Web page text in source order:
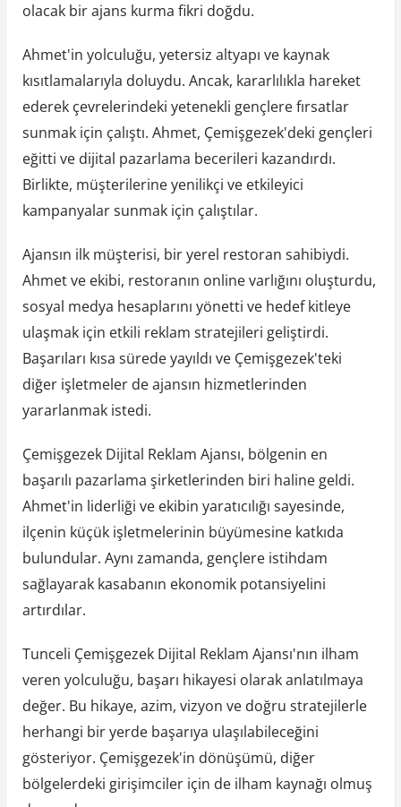
olacak bir ajans kurma fikri doğdu.
Ahmet'in yolculuğu, yetersiz altyapı ve kaynak
kısıtlamalarıyla doluydu. Ancak, kararlılıkla hareket
ederek çevrelerindeki yetenekli gençlere fırsatlar
sunmak için çalıştı. Ahmet, Çemişgezek'deki gençleri
eğitti ve dijital pazarlama becerileri kazandırdı.
Birlikte, müşterilerine yenilikçi ve etkileyici
kampanyalar sunmak için çalıştılar.
Ajansın ilk müşterisi, bir yerel restoran sahibiydi.
Ahmet ve ekibi, restoranın online varlığını oluşturdu,
sosyal medya hesaplarını yönetti ve hedef kitleye
ulaşmak için etkili reklam stratejileri geliştirdi.
Başarıları kısa sürede yayıldı ve Çemişgezek'teki
diğer işletmeler de ajansın hizmetlerinden
yararlanmak istedi.
Çemişgezek Dijital Reklam Ajansı, bölgenin en
başarılı pazarlama şirketlerinden biri haline geldi.
Ahmet'in liderliği ve ekibin yaratıcılığı sayesinde,
ilçenin küçük işletmelerinin büyümesine katkıda
bulundular. Aynı zamanda, gençlere istihdam
sağlayarak kasabanın ekonomik potansiyelini
artırdılar.
Tunceli Çemişgezek Dijital Reklam Ajansı'nın ilham
veren yolculuğu, başarı hikayesi olarak anlatılmaya
değer. Bu hikaye, azim, vizyon ve doğru stratejilerle
herhangi bir yerde başarıya ulaşılabileceğini
gösteriyor. Çemişgezek'in dönüşümü, diğer
bölgelerdeki girişimciler için de ilham kaynağı olmuş